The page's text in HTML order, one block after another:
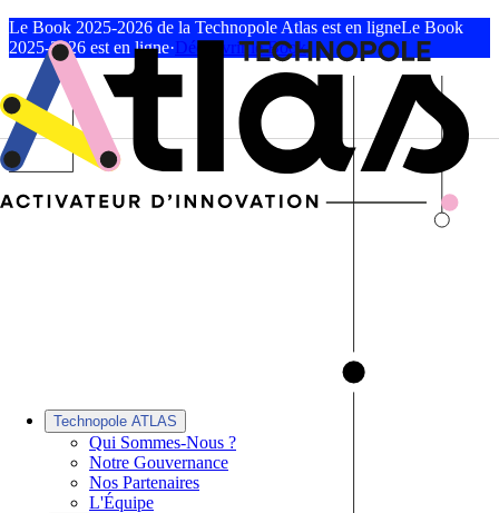
Le Book 2025-2026 de la Technopole Atlas est en ligneLe Book
2025-2026 est en ligne·Découvrir le Book
Technopole ATLAS
Qui Sommes-Nous ?
Notre Gouvernance
Nos Partenaires
L'Équipe